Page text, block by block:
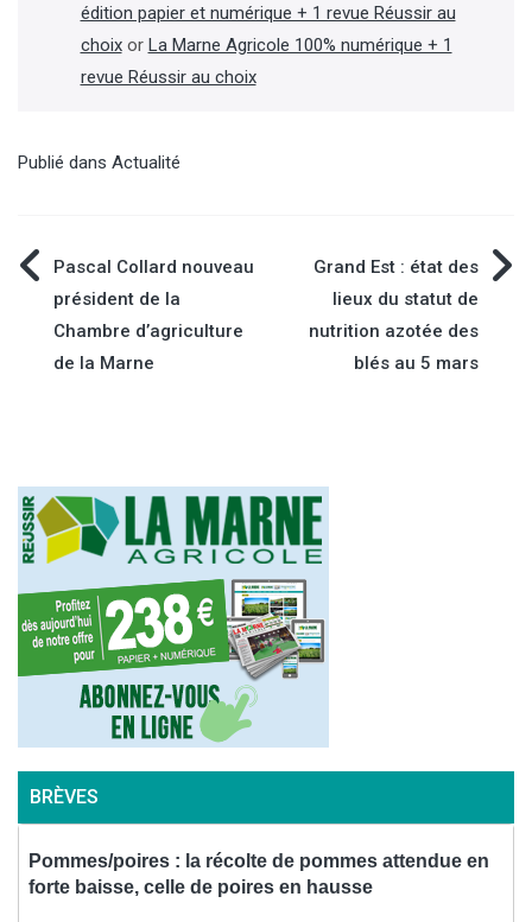
édition papier et numérique + 1 revue Réussir au
choixor La Marne Agricole 100% numérique + 1
revue Réussir au choix
Publié dans Actualité
Navigation
de
Pascal Collard nouveau
président de la
Chambre d’agriculture
de la Marne
Grand Est : état des
lieux du statut de
nutrition azotée des
blés au 5 mars
BRÈVES
Pommes/poires : la récolte de pommes attendue en
forte baisse, celle de poires en hausse